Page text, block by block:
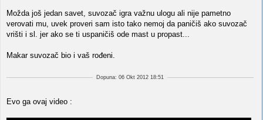
Možda još jedan savet, suvozač igra važnu ulogu ali nije pametno
verovati mu, uvek proveri sam isto tako nemoj da paničiš ako suvozač
vrišti i sl. jer ako se ti uspaničiš ode mast u propast...
Makar suvozač bio i vaš rođeni.
Dopuna: 06 Okt 2012 18:51
Evo ga ovaj video :